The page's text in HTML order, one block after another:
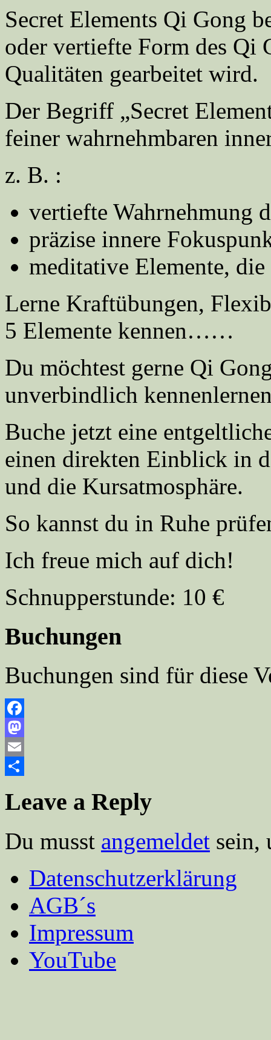
Secret Elements Qi Gong
oder vertiefte Form des Qi
Qualitäten gearbeitet wird.
Der Begriff „Secret
feiner wahrnehmbaren
z. B. :
vertiefte Wahrnehmung
präzise innere
meditative Elemente,
Lerne Kraftübungen,
5 Elemente kennen……
Du möchtest gerne Qi
unverbindlich
Buche jetzt eine
einen direkten Einblick in
und die Kursatmosphäre.
So kannst du in Ruhe
Ich freue mich auf dich!
Schnupperstunde: 10 €
Buchungen
Buchungen sind für diese
Facebook
Mastodon
Email
Leave a Reply
Du musst angemeldet sein,
Datenschutzerklärung
AGB´s
Impressum
YouTube